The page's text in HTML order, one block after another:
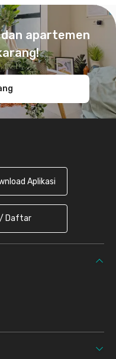
apartemen
Aplikasi
/ Daftar